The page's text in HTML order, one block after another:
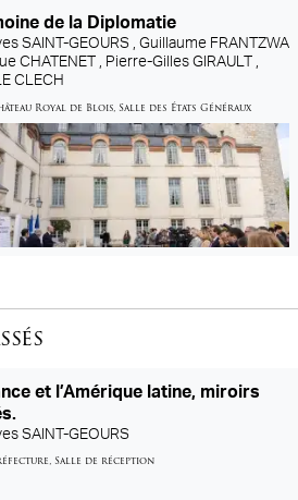
de la Diplomatie
SAINT-GEOURS , Guillaume FRANTZWA
CHATENET , Pierre-Gilles GIRAULT ,
CLECH
Royal de Blois, Salle des États Généraux
et l’Amérique latine, miroirs
SAINT-GEOURS
, Salle de réception